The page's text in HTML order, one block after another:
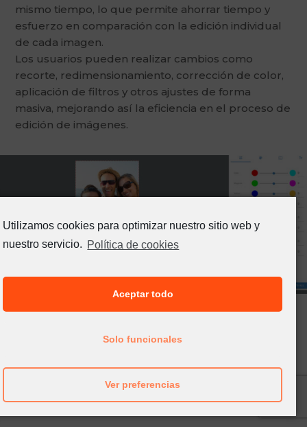
mismo tiempo, lo que permite ahorrar tiempo y
esfuerzo en comparación con la edición individual
de cada imagen.
Los usuarios pueden realizar cambios como
recorte, redimensionamiento, corrección de color,
aplicación de filtros y otros ajustes de forma
masiva, mejorando así la eficiencia en el proceso de
edición de imágenes.
Utilizamos cookies para optimizar nuestro sitio web y
nuestro servicio. Política de cookies
Aceptar todo
Solo funcionales
Ver preferencias